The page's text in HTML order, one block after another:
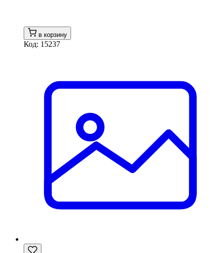
в корзину
Код: 15237